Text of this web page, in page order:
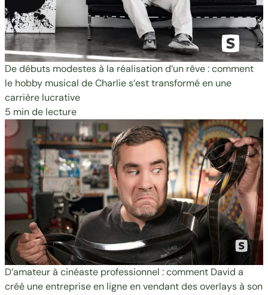
De débuts modestes à la réalisation d’un rêve : comment
le hobby musical de Charlie s’est transformé en une
carrière lucrative
5 min de lecture
D’amateur à cinéaste professionnel : comment David a
créé une entreprise en ligne en vendant des overlays à son